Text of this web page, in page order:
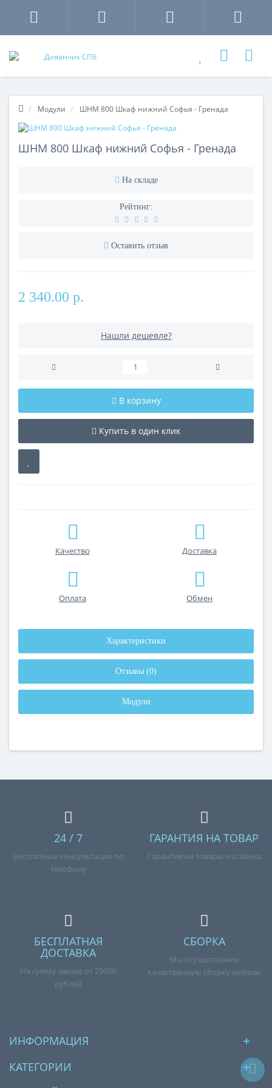
Модули ШНМ 800 Шкаф нижний Софья - Гренада
ШНМ 800 Шкаф нижний Софья - Гренада
На складе
Рейтинг:
Оставить отзыв
2 340.00 р.
Нашли дешевле?
В корзину
Купить в один клик
Качество Доставка
Оплата Обмен
Характеристики
Отзывы (0)
Модули
24 / 7
Бесплатные консультации по
телефону
ГАРАНТИЯ НА ТОВАР
Гарантия на товары магазина
БЕСПЛАТНАЯ
ДОСТАВКА
На сумму заказа от 25000
рублей
СБОРКА
Мы осуществляем
качественную сборку мебели
ИНФОРМАЦИЯ
КАТЕГОРИИ